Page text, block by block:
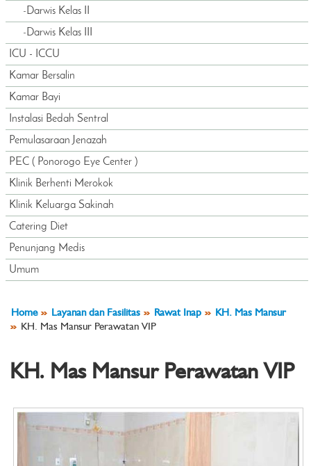
-Darwis Kelas II
-Darwis Kelas III
ICU - ICCU
Kamar Bersalin
Kamar Bayi
Instalasi Bedah Sentral
Pemulasaraan Jenazah
PEC ( Ponorogo Eye Center )
Klinik Berhenti Merokok
Klinik Keluarga Sakinah
Catering Diet
Penunjang Medis
Umum
Home Layanan dan Fasilitas Rawat Inap
KH. Mas Mansur
KH. Mas Mansur Perawatan VIP
KH. Mas Mansur Perawatan VIP